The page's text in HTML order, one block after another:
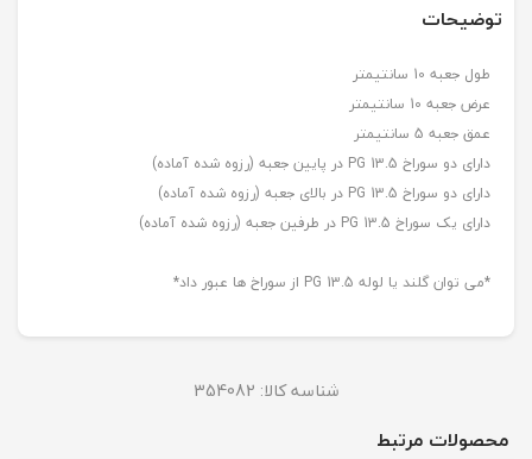
توضیحات
طول جعبه 10 سانتیمتر
عرض جعبه 10 سانتیمتر
عمق جعبه 5 سانتیمتر
دارای دو سوراخ PG 13.5 در پایین جعبه (رزوه شده آماده)
دارای دو سوراخ PG 13.5 در بالای جعبه (رزوه شده آماده)
دارای یک سوراخ PG 13.5 در طرفین جعبه (رزوه شده آماده)
*می توان گلند یا لوله PG 13.5 از سوراخ ها عبور داد*
شناسه کالا: 354082
محصولات مرتبط